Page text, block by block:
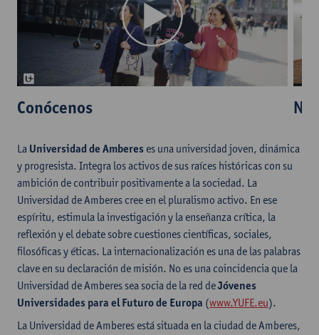
Conócenos
La Universidad de Amberes es una universidad joven, dinámica
y progresista. Integra los activos de sus raíces históricas con su
ambición de contribuir positivamente a la sociedad. La
Universidad de Amberes cree en el pluralismo activo. En ese
espíritu, estimula la investigación y la enseñanza crítica, la
reflexión y el debate sobre cuestiones científicas, sociales,
filosóficas y éticas. La internacionalización es una de las palabras
clave en su declaración de misión. No es una coincidencia que la
Universidad de Amberes sea socia de la red deJóvenes
Universidades para el Futuro de Europa (www.YUFE.eu).
La Universidad de Amberes está situada en la ciudad de Amberes,